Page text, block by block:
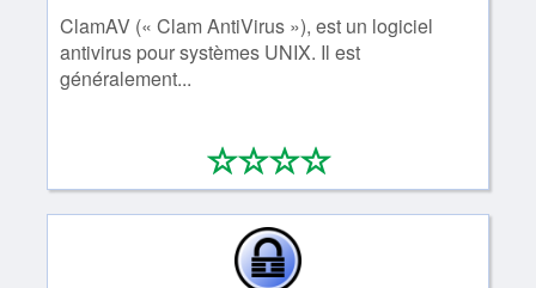
ClamAV (« Clam AntiVirus »), est un logiciel
antivirus pour systèmes UNIX. Il est
généralement...
****
0/4